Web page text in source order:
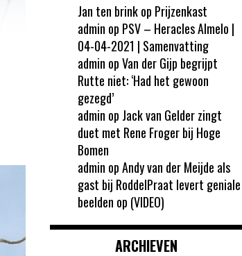
Jan ten brinkop Prijzenkast
admin op PSV – Heracles Almelo |
04-04-2021 | Samenvatting
admin opVan der Gijp begrijpt
Rutte niet: ‘Had het gewoon
gezegd’
admin op Jack van Gelder zingt
duet met Rene Froger bij Hoge
Bomen
admin opAndy van der Meijde als
gast bij RoddelPraat levert geniale
beelden op (VIDEO)
ARCHIEVEN